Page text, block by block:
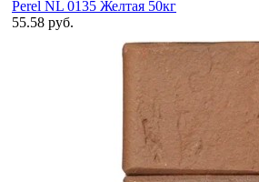
Perel NL 0135 Желтая 50кг
55.58 руб.